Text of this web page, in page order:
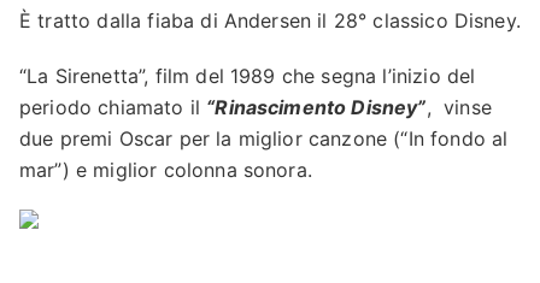
È tratto dalla fiaba di Andersen il 28° classico Disney.
“La Sirenetta”, film del 1989 che segna l’inizio del
periodo chiamato il “Rinascimento Disney”, vinse
due premi Oscar per la miglior canzone (“In fondo al
mar”) e miglior colonna sonora.